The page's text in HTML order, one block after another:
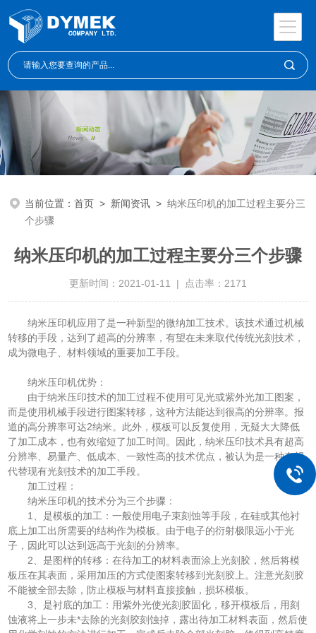
当前位置：首页 > 新闻资讯 >纳米压印机的加工过程主要分三
个步骤
纳米压印机的加工过程主要分三个步骤
更新时间：2021-01-11 | 点击率：2171
纳米压印机应用了是一种新型的微纳加工技术。该技术通过机械
转移的手段，达到了超高的分辨率，有望在未来取代传统光刻技术，
成为微电子、材料领域的重要加工手段。
纳米压印机优势：
由于纳米压印技术的加工过程不使用可见光或紫外光加工图案，
而是使用机械手段进行图案转移，这种方法能达到很高的分辨率。报
道的高分辨率可达2纳米。此外，模板可以反复使用，无疑大大降低
了加工成本，也有效缩短了加工时间。因此，纳米压印技术具有超高
分辨率、易量产、低成本、一致性高的技术优点，被认为是一种有望
代替现有光刻技术的加工手段。
加工过程：
纳米压印机的技术分为三个步骤：
1、是模板的加工：一般使用电子束刻蚀等手段，在硅或其他衬
底上加工出所需要的结构作为模板。由于电子的衍射极限远小于光
子，因此可以达到远高于光刻的分辨率。
2、是图样的转移：在待加工的材料表面涂上光刻胶，然后将模
板压在其表面，采用加压的方式使图案转移到光刻胶上。注意光刻胶
不能被全部去除，防止模板与材料直接接触，损坏模板。
3、是衬底的加工：用紫外光使光刻胶固化，移开模板后，用刻
蚀液将上一步未*去除的光刻胶刻蚀掉，露出待加工材料表面，然后使